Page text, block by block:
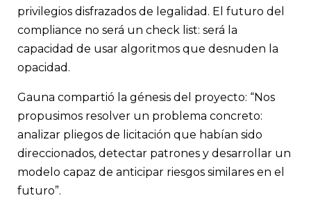
privilegios disfrazados de legalidad. El futuro del
compliance no será un check list: será la
capacidad de usar algoritmos que desnuden la
opacidad.
Gauna compartió la génesis del proyecto: “Nos
propusimos resolver un problema concreto:
analizar pliegos de licitación que habían sido
direccionados, detectar patrones y desarrollar un
modelo capaz de anticipar riesgos similares en el
futuro”.